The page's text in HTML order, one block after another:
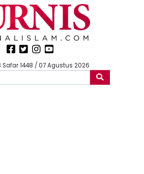
Safar 1448 / 07 Agustus 2026